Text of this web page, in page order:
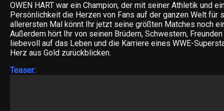
OWEN HART war ein Champion, der mit seiner Athletik und
Persönlichkeit die Herzen von Fans auf der ganzen Welt für
allerersten Mal könnt Ihr jetzt seine größten Matches noch
Außerdem hört Ihr von seinen Brüdern, Schwestern,
liebevoll auf das Leben und die Karriere eines WWE-
Herz aus Gold zurückblicken.
Teaser: